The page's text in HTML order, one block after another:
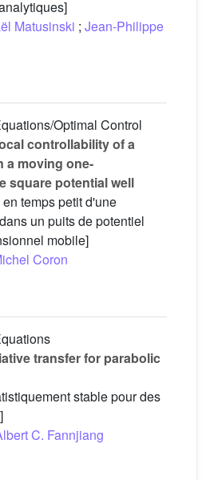
Matusinski ; Jean-Philippe
Optimal Control
controllability of a
a moving one-
square potential well
temps petit d'une
un puits de potentiel
mobile]
Coron
transfer for parabolic
stable pour des
C. Fannjiang